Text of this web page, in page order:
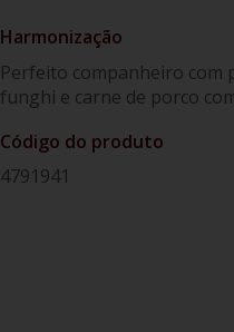
Harmonização
Perfeito companheiro com
funghi e carne de porco
Código do produto
4791941